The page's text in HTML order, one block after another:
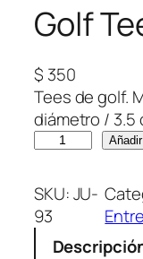
Golf
$ 350
Tees de golf.
diámetro / 3.5
l
f
T
SKU:JU-
93